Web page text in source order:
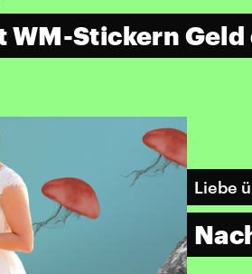
WM-Stickern
Liebe